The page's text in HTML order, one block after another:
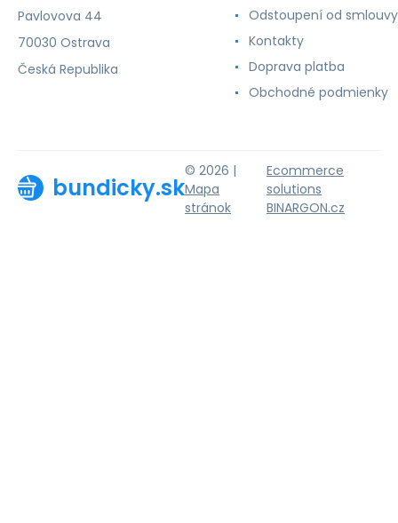
Pavlovova 44
70030 Ostrava
Česká Republika
Odstoupení od smlouvy
Kontakty
Doprava platba
Obchodné podmienky
bundicky.sk
© 2026 |
Mapa
stránok
Ecommerce
solutions
BINARGON.cz